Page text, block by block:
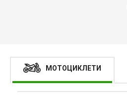
МОТОЦИКЛЕТИ